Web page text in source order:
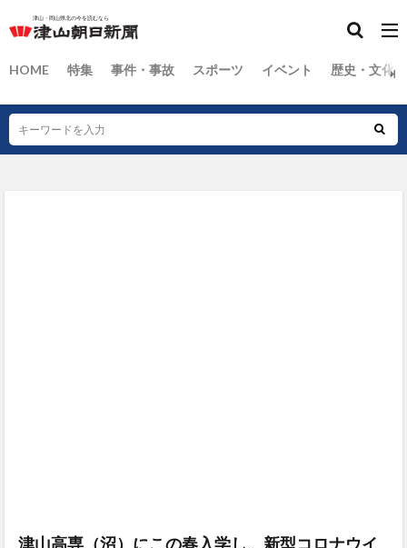
HOME 特集 事件・事故 スポーツ イベント 歴史・文化
津山高専（沼）にこの春入学し、新型コロナウイ